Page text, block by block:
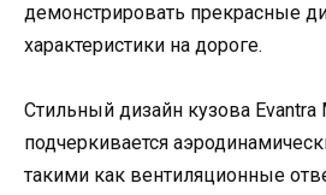
демонстрировать прекрасные
характеристики на дороге.
Стильный дизайн кузова Evantra
подчеркивается
такими как вентиляционные